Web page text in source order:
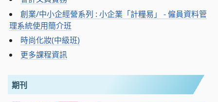
創業/中小企經營系列 : 小企業「計糧易」 - 僱員資料管
理系統使用簡介班
時尚化妝(中級班)
更多課程資訊
期刊